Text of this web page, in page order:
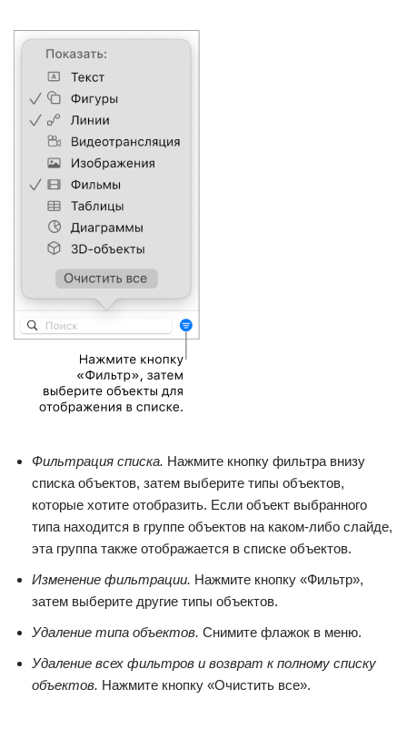
Фильтрация списка. Нажмите кнопку фильтра внизу
списка объектов, затем выберите типы объектов,
которые хотите отобразить. Если объект выбранного
типа находится в группе объектов на каком-либо слайде,
эта группа также отображается в списке объектов.
Изменение фильтрации. Нажмите кнопку «Фильтр»,
затем выберите другие типы объектов.
Удаление типа объектов. Снимите флажок в меню.
Удаление всех фильтров и возврат к полному списку
объектов. Нажмите кнопку «Очистить все».